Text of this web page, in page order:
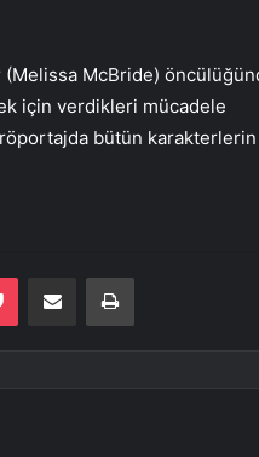
(Melissa McBride)
için verdikleri mücadele
röportajda bütün karakterlerin
Pocket E-Posta ile paylaş Yazdır